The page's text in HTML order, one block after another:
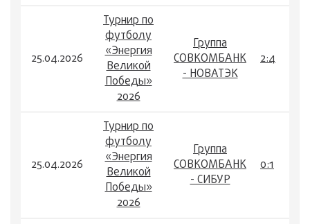
25.04.2026
Турнир по
футболу
«Энергия
Великой
Победы»
2026
Группа
СОВКОМБАНК
- НОВАТЭК
2:4
25.04.2026
Турнир по
футболу
«Энергия
Великой
Победы»
2026
Группа
СОВКОМБАНК
- СИБУР
0:1